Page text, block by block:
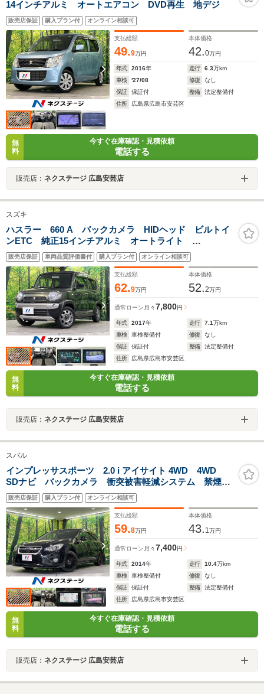
14インチアルミ オートエアコン DVD再生 地デジ
販売店保証 購入プラン付 オンライン相談可
支払総額
49.9万円
本体価格
42.0万円
年式 2016年 走行 6.3万km
車検
'27/08 修復
なし
保証
保証付 整備
法定整備付
住所
広島県広島市安芸区
無
料
今すぐ在庫確認・見積依頼
電話する
販売店： ネクステージ 広島安芸店
スズキ
ハスラー 660 A バックカメラ HIDヘッド ビルトイ
ンETC 純正15インチアルミ オートライト
Bluetooth エアコン 衝突安全ボディ 盗難防止システ
ム 電動格納ミラー プライバシーガラス ドアバイザ
ー
販売店保証 車両品質評価書付 購入プラン付 オンライン相談可
支払総額
62.9万円
本体価格
52.2万円
通常ローン 月々7,800円
年式 2017年 走行 7.1万km
車検
車検整備付 修復
なし
保証
保証付 整備
法定整備付
住所
広島県広島市安芸区
無
料
今すぐ在庫確認・見積依頼
電話する
販売店： ネクステージ 広島安芸店
スバル
インプレッサスポーツ 2.0 i アイサイト 4WD 4WD
SDナビ バックカメラ 衝突被害軽減システム 禁煙
車 パワーシート ドライブレコーダー スマートキ
ー ビルトインETC オートライト 横滑り防止装置
LEDヘッドライト AUTOエアコン
販売店保証 購入プラン付 オンライン相談可
支払総額
59.8万円
本体価格
43. 1万円
通常ローン 月々7,400円
年式 2014年 走行 10.4万km
車検
車検整備付 修復
なし
保証
保証付 整備
法定整備付
住所
広島県広島市安芸区
無
料
今すぐ在庫確認・見積依頼
電話する
販売店： ネクステージ 広島安芸店